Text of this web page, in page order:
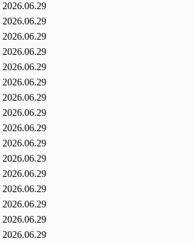
2026.06.29
2026.06.29
2026.06.29
2026.06.29
2026.06.29
2026.06.29
2026.06.29
2026.06.29
2026.06.29
2026.06.29
2026.06.29
2026.06.29
2026.06.29
2026.06.29
2026.06.29
2026.06.29